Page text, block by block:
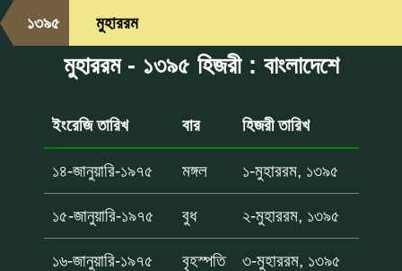
১৩৯৫ মুহাররম
মুহাররম - ১৩৯৫ হিজরী : বাংলাদেশে
ইংরেজি তারিখ বার হিজরী তারিখ
১৪-জানুয়ারি-১৯৭৫ মঙ্গল ১-মুহাররম, ১৩৯৫
১৫-জানুয়ারি-১৯৭৫ বুধ ২-মুহাররম, ১৩৯৫
১৬-জানুয়ারি-১৯৭৫ বৃহস্পতি ৩-মুহাররম, ১৩৯৫